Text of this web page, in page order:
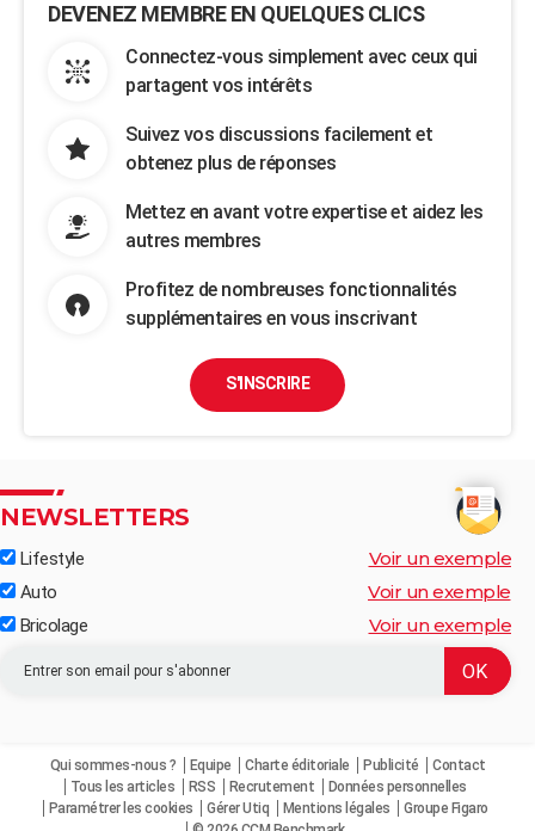
DEVENEZ MEMBRE EN QUELQUES CLICS
Connectez-vous simplement avec ceux qui
partagent vos intérêts
Suivez vos discussions facilement et
obtenez plus de réponses
Mettez en avant votre expertise et aidez les
autres membres
Profitez de nombreuses fonctionnalités
supplémentaires en vous inscrivant
S'INSCRIRE
NEWSLETTERS
Lifestyle Voir un exemple
Auto Voir un exemple
Bricolage Voir un exemple
Qui sommes-nous ? Equipe Charte éditoriale Publicité
Contact
Tous les articles
RSS Recrutement
Données personnelles
Paramétrer les cookies
Gérer Utiq Mentions légales
Groupe Figaro